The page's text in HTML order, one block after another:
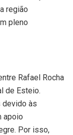
região
pleno
Rafael Rocha
de Esteio.
devido às
apoio
Por isso,